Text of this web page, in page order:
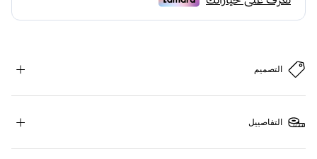
التصميم
التفاصييل